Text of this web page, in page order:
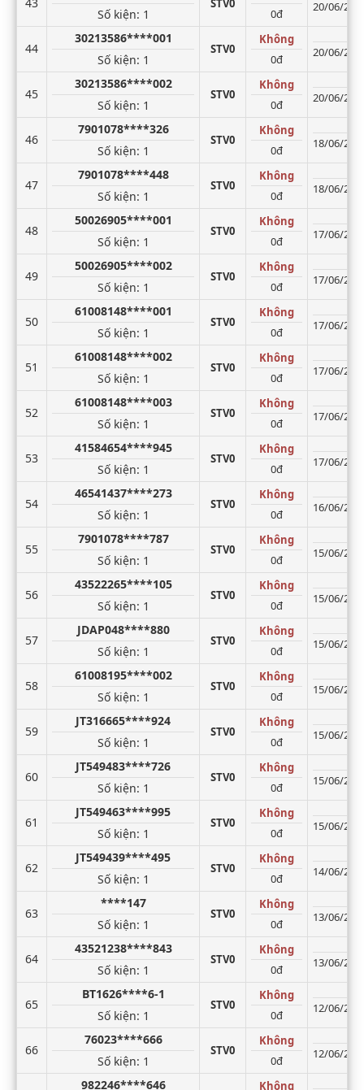
Số kiện: 1
STV0
0đ
20/06/
44
30213586****001
Số kiện: 1
STV0
Không
0đ
20/06/
45
30213586****002
Số kiện: 1
STV0
Không
0đ
20/06/
46
7901078****326
Số kiện: 1
STV0
Không
0đ
18/06/
47
7901078****448
Số kiện: 1
STV0
Không
0đ
18/06/
48
50026905****001
Số kiện: 1
STV0
Không
0đ
17/06/
49
50026905****002
Số kiện: 1
STV0
Không
0đ
17/06/
50
61008148****001
Số kiện: 1
STV0
Không
0đ
17/06/
51
61008148****002
Số kiện: 1
STV0
Không
0đ
17/06/
52
61008148****003
Số kiện: 1
STV0
Không
0đ
17/06/
53
41584654****945
Số kiện: 1
STV0
Không
0đ
17/06/
54
46541437****273
Số kiện: 1
STV0
Không
0đ
16/06/
55
7901078****787
Số kiện: 1
STV0
Không
0đ
15/06/
56
43522265****105
Số kiện: 1
STV0
Không
0đ
15/06/
57
JDAP048****880
Số kiện: 1
STV0
Không
0đ
15/06/
58
61008195****002
Số kiện: 1
STV0
Không
0đ
15/06/
59
JT316665****924
Số kiện: 1
STV0
Không
0đ
15/06/
60
JT549483****726
Số kiện: 1
STV0
Không
0đ
15/06/
61
JT549463****995
Số kiện: 1
STV0
Không
0đ
15/06/
62
JT549439****495
Số kiện: 1
STV0
Không
0đ
14/06/
63
****147
Số kiện: 1
STV0
Không
0đ
13/06/
64
43521238****843
Số kiện: 1
STV0
Không
0đ
13/06/
65
BT1626****6-1
Số kiện: 1
STV0
Không
0đ
12/06/
66
76023****666
Số kiện: 1
STV0
Không
0đ
12/06/
982246****646
Không